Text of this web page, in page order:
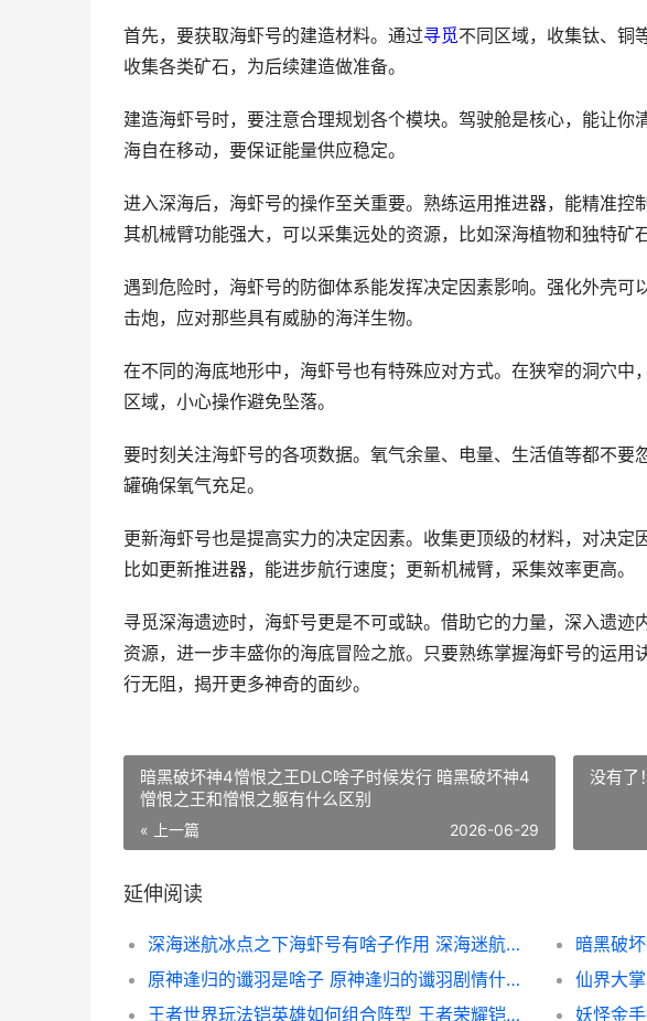
首先，要获取海虾号的建造材料。通过寻觅不同区域，收集钛、铜
收集各类矿石，为后续建造做准备。
建造海虾号时，要注意合理规划各个模块。驾驶舱是核心，能让
海自在移动，要保证能量供应稳定。
进入深海后，海虾号的操作至关重要。熟练运用推进器，能精准控
其机械臂功能强大，可以采集远处的资源，比如深海植物和独特矿石
遇到危险时，海虾号的防御体系能发挥决定因素影响。强化外壳可
击炮，应对那些具有威胁的海洋生物。
在不同的海底地形中，海虾号也有特殊应对方式。在狭窄的洞穴中
区域，小心操作避免坠落。
要时刻关注海虾号的各项数据。氧气余量、电量、生活值等都不
罐确保氧气充足。
更新海虾号也是提高实力的决定因素。收集更顶级的材料，对决定
比如更新推进器，能进步航行速度；更新机械臂，采集效率更高。
寻觅深海遗迹时，海虾号更是不可或缺。借助它的力量，深入遗
资源，进一步丰盛你的海底冒险之旅。只要熟练掌握海虾号的运
行无阻，揭开更多神奇的面纱。
暗黑破坏神4憎恨之王DLC啥子时候发行 暗黑破坏神4
憎恨之王和憎恨之躯有什么区别
« 上一篇 2026-06-29
没有了！
延伸阅读
深海迷航冰点之下海虾号有啥子作用 深海迷航冰点之下海虾号碎片位置
原神逢归的谶羽是啥子 原神逢归的谶羽剧情什么时候
王者世界玩法铠英雄如何组合阵型 王者荣耀铠的玩法技巧2021